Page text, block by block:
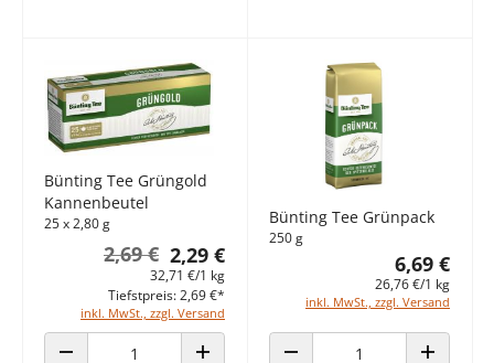
Bünting Tee Grüngold
Kannenbeutel
25 x 2,80 g
2,29 €
2,69 €
32,71 €/1 kg
inkl. MwSt., zzgl. Versand
Tiefstpreis: 2,69 €*
Bünting Tee Grünpack
250 g
6,69 €
26,76 €/1 kg
inkl. MwSt., zzgl. Versand